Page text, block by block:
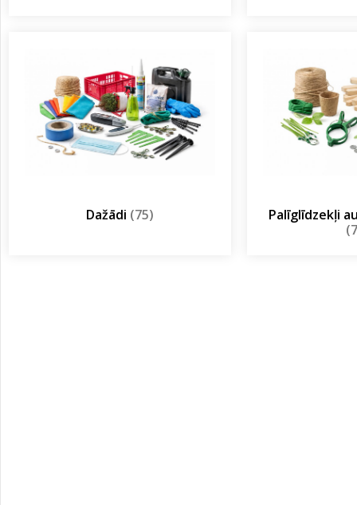
Dažādi (75)
Palīglīdzekļi